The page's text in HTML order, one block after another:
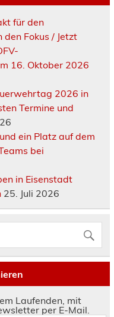
für den
Fokus / Jetzt
16. Oktober 2026
2026 in
Termine und
ein Platz auf dem
bei
in Eisenstadt
25. Juli 2026
Laufenden, mit
per E-Mail.